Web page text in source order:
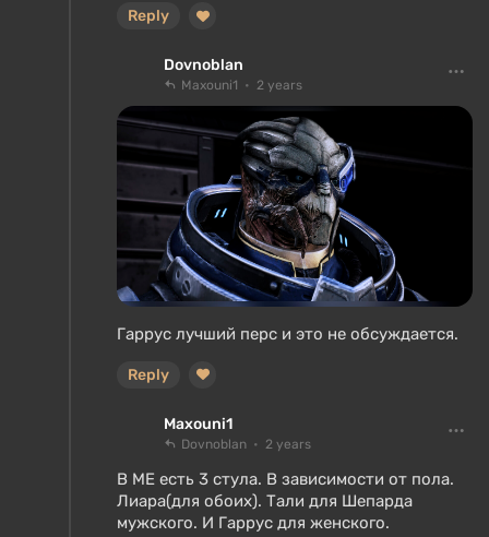
Reply
Dovnoblan
Maxouni1 2 years
Гаррус лучший перс и это не обсуждается.
Reply
Maxouni1
Dovnoblan 2 years
В МЕ есть 3 стула. В зависимости от пола.
Лиара(для обоих). Тали для Шепарда
мужского. И Гаррус для женского.